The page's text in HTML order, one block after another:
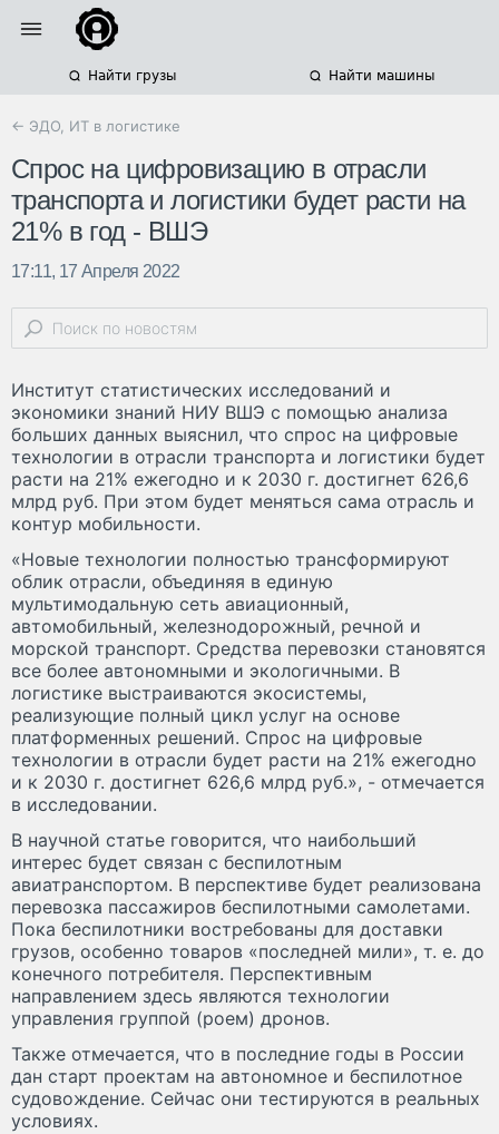
Найти грузы Найти машины
← ЭДО, ИТ в логистике
Спрос на цифровизацию в отрасли
транспорта и логистики будет расти на
21% в год - ВШЭ
17:11, 17 Апреля 2022
Институт статистических исследований и
экономики знаний НИУ ВШЭ с помощью анализа
больших данных выяснил, что спрос на цифровые
технологии в отрасли транспорта и логистики будет
расти на 21% ежегодно и к 2030 г. достигнет 626,6
млрд руб. При этом будет меняться сама отрасль и
контур мобильности.
«Новые технологии полностью трансформируют
облик отрасли, объединяя в единую
мультимодальную сеть авиационный,
автомобильный, железнодорожный, речной и
морской транспорт. Средства перевозки становятся
все более автономными и экологичными. В
логистике выстраиваются экосистемы,
реализующие полный цикл услуг на основе
платформенных решений. Спрос на цифровые
технологии в отрасли будет расти на 21% ежегодно
и к 2030 г. достигнет 626,6 млрд руб.», - отмечается
в исследовании.
В научной статье говорится, что наибольший
интерес будет связан с беспилотным
авиатранспортом. В перспективе будет реализована
перевозка пассажиров беспилотными самолетами.
Пока беспилотники востребованы для доставки
грузов, особенно товаров «последней мили», т. е. до
конечного потребителя. Перспективным
направлением здесь являются технологии
управления группой (роем) дронов.
Также отмечается, что в последние годы в России
дан старт проектам на автономное и беспилотное
судовождение. Сейчас они тестируются в реальных
условиях.